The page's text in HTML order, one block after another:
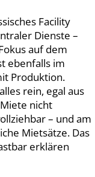
Facility
Dienste –
auf dem
ebenfalls im
Produktion.
rein, egal aus
nicht
– und am
Mietsätze. Das
erklären